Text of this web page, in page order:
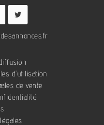
d'utilisation
de vente